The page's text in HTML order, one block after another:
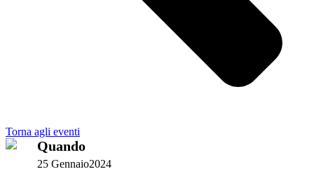
Torna agli eventi
Quando
25 Gennaio2024